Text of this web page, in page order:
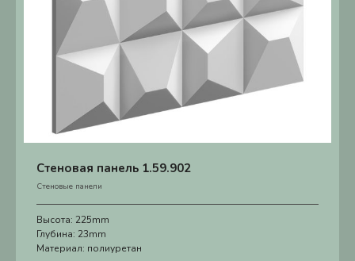
Стеновая панель 1.59.902
Стеновые панели
Высота: 225mm
Глубина: 23mm
Материал: полиуретан